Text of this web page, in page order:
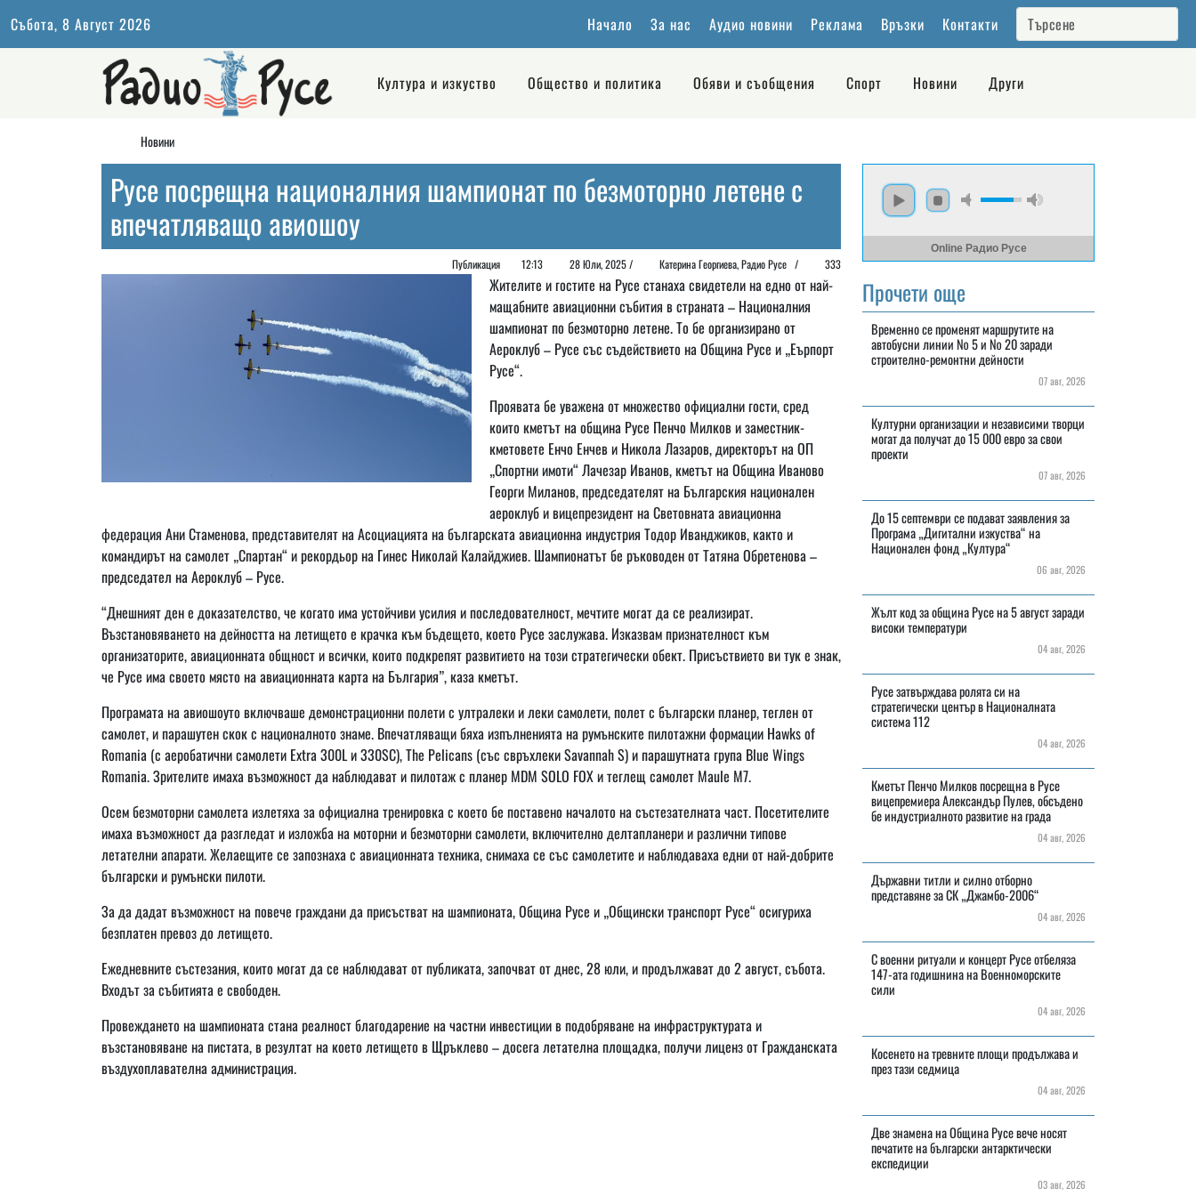
Събота, 8 Август 2026 Начало За нас Аудио новини Реклама Връзки Контакти
Култура и изкуство Общество и политика Обяви и съобщения Спорт Новини Други
Новини
Русе посрещна националния шампионат по безмоторно летене с
впечатляващо авиошоу
Публикация 12:13 28 Юли, 2025 / Катерина Георгиева, Радио Русе / 333
Жителите и гостите на Русе станаха свидетели на едно от най-
мащабните авиационни събития в страната – Националния
шампионат по безмоторно летене. То бе организирано от
Аероклуб – Русе със съдействието на Община Русе и „Еърпорт
Русе“.
Проявата бе уважена от множество официални гости, сред
които кметът на община Русе Пенчо Милков и заместник-
кметовете Енчо Енчев и Никола Лазаров, директорът на ОП
„Спортни имоти“ Лачезар Иванов, кметът на Община Иваново
Георги Миланов, председателят на Българския национален
аероклуб и вицепрезидент на Световната авиационна
федерация Ани Стаменова, представителят на Асоциацията на българската авиационна индустрия Тодор Иванджиков, както и
командирът на самолет „Спартан“ и рекордьор на Гинес Николай Калайджиев. Шампионатът бе ръководен от Татяна Обретенова –
председател на Аероклуб – Русе.
“Днешният ден е доказателство, че когато има устойчиви усилия и последователност, мечтите могат да се реализират.
Възстановяването на дейността на летището е крачка към бъдещето, което Русе заслужава. Изказвам признателност към
организаторите, авиационната общност и всички, които подкрепят развитието на този стратегически обект. Присъствието ви тук е знак,
че Русе има своето място на авиационната карта на България”, каза кметът.
Програмата на авиошоуто включваше демонстрационни полети с ултралеки и леки самолети, полет с български планер, теглен от
самолет, и парашутен скок с националното знаме. Впечатляващи бяха изпълненията на румънските пилотажни формации Hawks of
Romania (с аеробатични самолети Extra 300L и 330SC), The Pelicans (със свръхлеки Savannah S) и парашутната група Blue Wings
Romania. Зрителите имаха възможност да наблюдават и пилотаж с планер MDM SOLO FOX и теглещ самолет Maule M7.
Осем безмоторни самолета излетяха за официална тренировка с което бе поставено началото на състезателната част. Посетителите
имаха възможност да разгледат и изложба на моторни и безмоторни самолети, включително делтапланери и различни типове
летателни апарати. Желаещите се запознаха с авиационната техника, снимаха се със самолетите и наблюдаваха едни от най-добрите
български и румънски пилоти.
За да дадат възможност на повече граждани да присъстват на шампионата, Община Русе и „Общински транспорт Русе“ осигуриха
безплатен превоз до летището.
Ежедневните състезания, които могат да се наблюдават от публиката, започват от днес, 28 юли, и продължават до 2 август, събота.
Входът за събитията е свободен.
Провеждането на шампионата стана реалност благодарение на частни инвестиции в подобряване на инфраструктурата и
възстановяване на пистата, в резултат на което летището в Щръклево – досега летателна площадка, получи лиценз от Гражданската
въздухоплавателна администрация.
Online Радио Русе
Прочети още
Временно се променят маршрутите на
автобусни линии № 5 и № 20 заради
строително-ремонтни дейности
07 авг, 2026
Културни организации и независими творци
могат да получат до 15 000 евро за свои
проекти
07 авг, 2026
До 15 септември се подават заявления за
Програма „Дигитални изкуства“ на
Национален фонд „Култура“
06 авг, 2026
Жълт код за община Русе на 5 август заради
високи температури
04 авг, 2026
Русе затвърждава ролята си на
стратегически център в Националната
система 112
04 авг, 2026
Кметът Пенчо Милков посрещна в Русе
вицепремиера Александър Пулев, обсъдено
бе индустриалното развитие на града
04 авг, 2026
Държавни титли и силно отборно
представяне за СК „Джамбо-2006“
04 авг, 2026
С военни ритуали и концерт Русе отбеляза
147-ата годишнина на Военноморските
сили
04 авг, 2026
Косенето на тревните площи продължава и
през тази седмица
04 авг, 2026
Две знамена на Община Русе вече носят
печатите на български антарктически
експедиции
03 авг, 2026